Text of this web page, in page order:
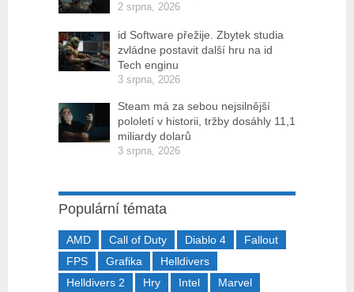
2 srpna, 2026
id Software přežije. Zbytek studia
zvládne postavit další hru na id
Tech enginu
3 srpna, 2026
Steam má za sebou nejsilnější
pololetí v historii, tržby dosáhly 11,1
miliardy dolarů
3 srpna, 2026
Populární témata
AMD Call of Duty Diablo 4
Fallout
FPS
Grafika
Helldivers
Helldivers 2
Hry Intel
Marvel